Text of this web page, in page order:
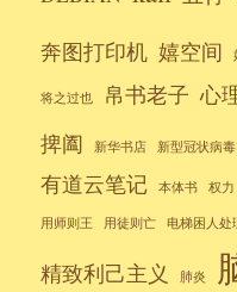
奔图打印机 嬉空间
将之过也 帛书老子 心
捭阖 新华书店 新型冠状病毒
有道云笔记 本体书 权力
用师则王 用徒则亡 电梯困人处
精致利己主义 肺炎